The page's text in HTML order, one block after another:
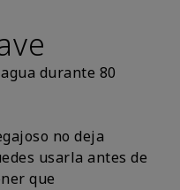
durante 80
no deja
usarla antes de
que